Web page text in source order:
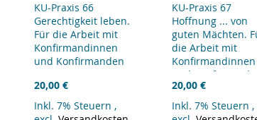
KU-Praxis 66
Gerechtigkeit leben.
Für die Arbeit mit
Konfirmandinnen
und Konfirmanden
20,00 €
Inkl. 7% Steuern ,
KU-Praxis 67
Hoffnung ... von
guten Mächten.
die Arbeit mit
Konfirmandinnen
und Konfirmanden
20,00 €
Inkl. 7% Steuern ,